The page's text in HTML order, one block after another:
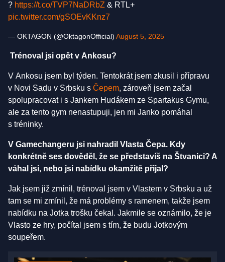
? https://t.co/TVP7NaDRbZ & RTL+
pic.twitter.com/gSOEvKKnz7
— OKTAGON (@OktagonOfficial) August 5, 2025
Trénoval jsi opět v Ankosu?
V Ankosu jsem byl týden. Tentokrát jsem zkusil i přípravu
v Novi Sadu v Srbsku s Čepem, zároveň jsem začal
spolupracovat i s Jankem Hudákem ze Spartakus Gymu,
ale za tento gym nenastupuji, jen mi Janko pomáhal
s tréninky.
V Gamechangeru jsi nahradil Vlasta Čepa. Kdy
konkrétně ses dověděl, že se představíš na Štvanici? A
váhal jsi, nebo jsi nabídku okamžitě přijal?
Jak jsem již zmínil, trénoval jsem v Vlastem v Srbsku a už
tam se mi zmínil, že má problémy s ramenem, takže jsem
nabídku na Jotka trošku čekal. Jakmile se oznámilo, že je
Vlasto ze hry, počítal jsem s tím, že budu Jotkovým
soupeřem.